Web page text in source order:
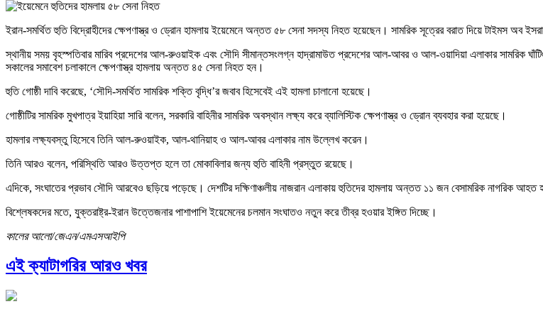
ইরান-সমর্থিত হুতি বিদ্রোহীদের ক্ষেপণাস্ত্র ও ড্রোন হামলায় ইয়েমেনে অন্তত ৫৮ সেনা সদস্য নিহত হয়েছেন। সামরিক সূত্রের বরাত দিয়ে টাইমস অব
স্থানীয় সময় বৃহস্পতিবার মারিব প্রদেশের আল-রুওয়াইক এবং সৌদি সীমান্তসংলগ্ন হাদ্রামাউত প্রদেশের আল-আবর ও আল-ওয়াদিয়া এলাকার সামরিক
সকালের সমাবেশ চলাকালে ক্ষেপণাস্ত্র হামলায় অন্তত ৪৫ সেনা নিহত হন।
হুতি গোষ্ঠী দাবি করেছে, ‘সৌদি-সমর্থিত সামরিক শক্তি বৃদ্ধি’র জবাব হিসেবেই এই হামলা চালানো হয়েছে।
গোষ্ঠীটির সামরিক মুখপাত্র ইয়াহিয়া সারি বলেন, সরকারি বাহিনীর সামরিক অবস্থান লক্ষ্য করে ব্যালিস্টিক ক্ষেপণাস্ত্র ও ড্রোন ব্যবহার করা হয়েছে।
হামলার লক্ষ্যবস্তু হিসেবে তিনি আল-রুওয়াইক, আল-থানিয়াহ ও আল-আবর এলাকার নাম উল্লেখ করেন।
তিনি আরও বলেন, পরিস্থিতি আরও উত্তপ্ত হলে তা মোকাবিলার জন্য হুতি বাহিনী প্রস্তুত রয়েছে।
এদিকে, সংঘাতের প্রভাব সৌদি আরবেও ছড়িয়ে পড়েছে। দেশটির দক্ষিণাঞ্চলীয় নাজরান এলাকায় হুতিদের হামলায় অন্তত ১১ জন বেসামরিক নাগরিক আহত
বিশ্লেষকদের মতে, যুক্তরাষ্ট্র-ইরান উত্তেজনার পাশাপাশি ইয়েমেনের চলমান সংঘাতও নতুন করে তীব্র হওয়ার ইঙ্গিত দিচ্ছে।
কালের আলো/জেএন/এমএসআইপি
এই ক্যাটাগরির আরও খবর